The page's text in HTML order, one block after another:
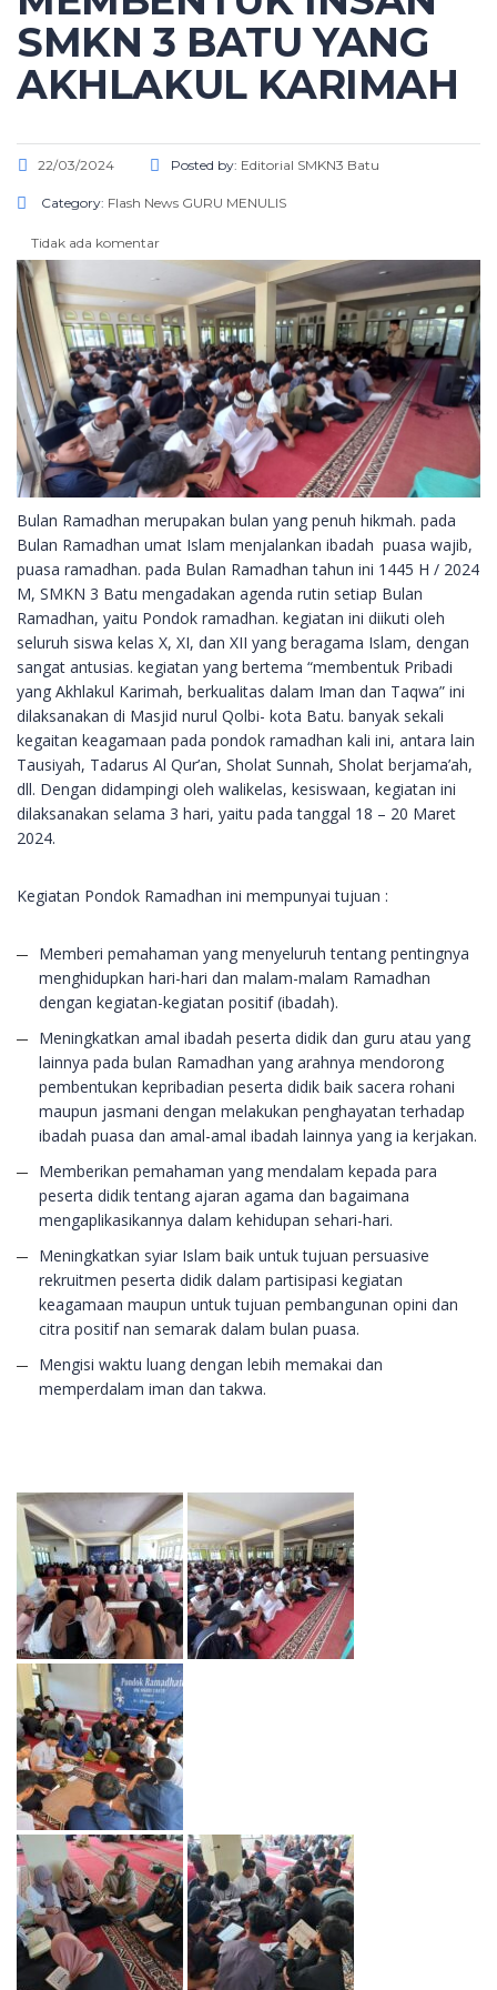
SMKN 3 BATU YANG
AKHLAKUL KARIMAH
22/03/2024 Posted by: Editorial SMKN3 Batu
Category: Flash News GURU MENULIS
Tidak ada komentar
Bulan Ramadhan merupakan bulan yang penuh hikmah. pada
Bulan Ramadhan umat Islam menjalankan ibadah puasa wajib,
puasa ramadhan. pada Bulan Ramadhan tahun ini 1445 H / 2024
M, SMKN 3 Batu mengadakan agenda rutin setiap Bulan
Ramadhan, yaitu Pondok ramadhan. kegiatan ini diikuti oleh
seluruh siswa kelas X, XI, dan XII yang beragama Islam, dengan
sangat antusias. kegiatan yang bertema “membentuk Pribadi
yang Akhlakul Karimah, berkualitas dalam Iman dan Taqwa” ini
dilaksanakan di Masjid nurul Qolbi- kota Batu. banyak sekali
kegaitan keagamaan pada pondok ramadhan kali ini, antara lain
Tausiyah, Tadarus Al Qur’an, Sholat Sunnah, Sholat berjama’ah,
dll. Dengan didampingi oleh walikelas, kesiswaan, kegiatan ini
dilaksanakan selama 3 hari, yaitu pada tanggal 18 – 20 Maret
2024.
Kegiatan Pondok Ramadhan ini mempunyai tujuan :
Memberi pemahaman yang menyeluruh tentang pentingnya
menghidupkan hari-hari dan malam-malam Ramadhan
dengan kegiatan-kegiatan positif (ibadah).
Meningkatkan amal ibadah peserta didik dan guru atau yang
lainnya pada bulan Ramadhan yang arahnya mendorong
pembentukan kepribadian peserta didik baik sacera rohani
maupun jasmani dengan melakukan penghayatan terhadap
ibadah puasa dan amal-amal ibadah lainnya yang ia kerjakan.
Memberikan pemahaman yang mendalam kepada para
peserta didik tentang ajaran agama dan bagaimana
mengaplikasikannya dalam kehidupan sehari-hari.
Meningkatkan syiar Islam baik untuk tujuan persuasive
rekruitmen peserta didik dalam partisipasi kegiatan
keagamaan maupun untuk tujuan pembangunan opini dan
citra positif nan semarak dalam bulan puasa.
Mengisi waktu luang dengan lebih memakai dan
memperdalam iman dan takwa.